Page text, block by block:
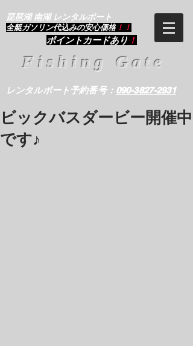
琵琶湖 南湖 レンタルボート
​全艇ガソリン代込みの安心価格 ！！
ポイントカードあり ！
Fishing Gate
レンタルボート予約番号： 090-3827-2931
ビックバスダービー開催中
です♪